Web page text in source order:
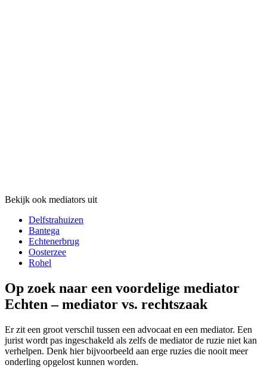
Bekijk ook mediators uit
Delfstrahuizen
Bantega
Echtenerbrug
Oosterzee
Rohel
Op zoek naar een voordelige mediator
Echten – mediator vs. rechtszaak
Er zit een groot verschil tussen een advocaat en een mediator. Een
jurist wordt pas ingeschakeld als zelfs de mediator de ruzie niet kan
verhelpen. Denk hier bijvoorbeeld aan erge ruzies die nooit meer
onderling opgelost kunnen worden.